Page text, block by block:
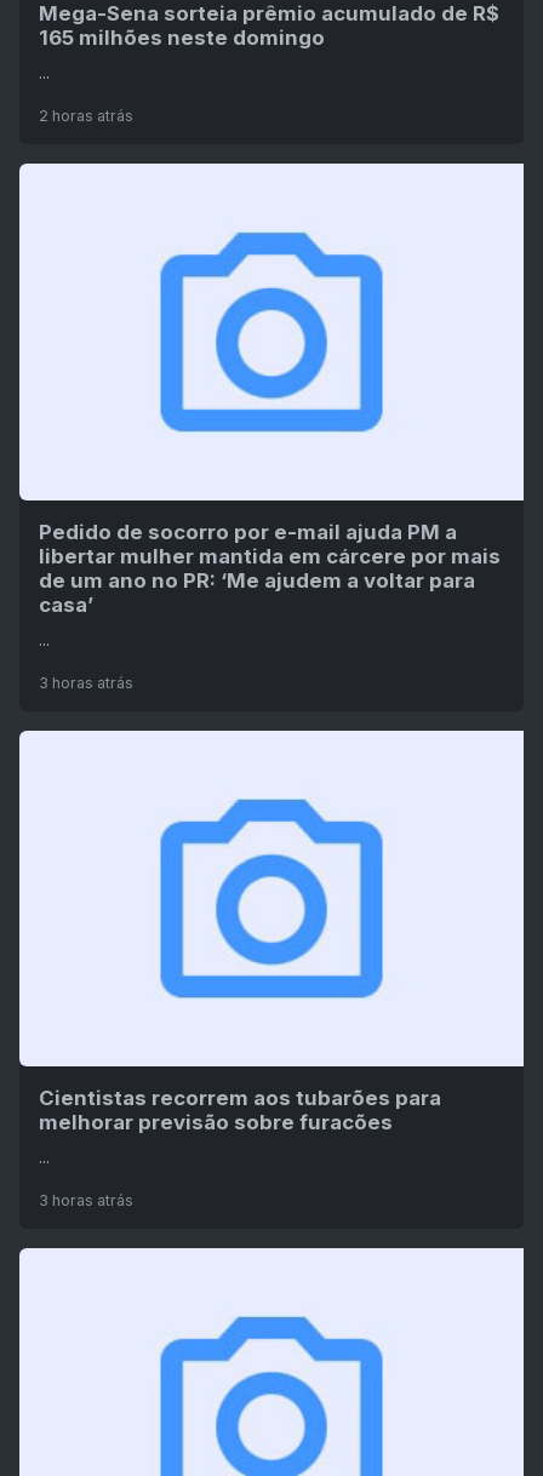
Mega-Sena sorteia prêmio acumulado de R$
165 milhões neste domingo
...
2 horas atrás
Pedido de socorro por e-mail ajuda PM a
libertar mulher mantida em cárcere por mais
de um ano no PR: ‘Me ajudem a voltar para
casa’
...
3 horas atrás
Cientistas recorrem aos tubarões para
melhorar previsão sobre furacões
...
3 horas atrás